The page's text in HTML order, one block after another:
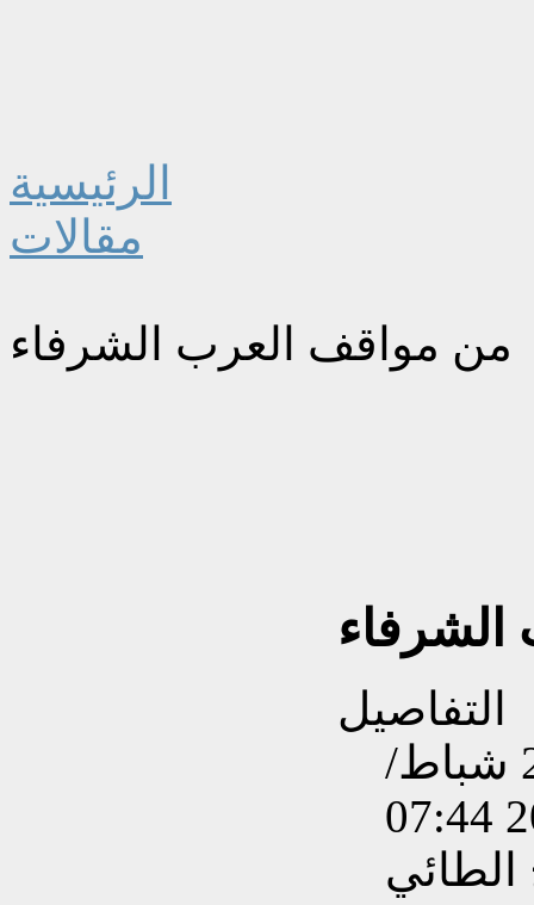
الرئيسية
مقالات
من مواقف العرب الشرفاء
التفاصيل
تم إنشاءه بتاريخ الأربعاء, 27 شباط/